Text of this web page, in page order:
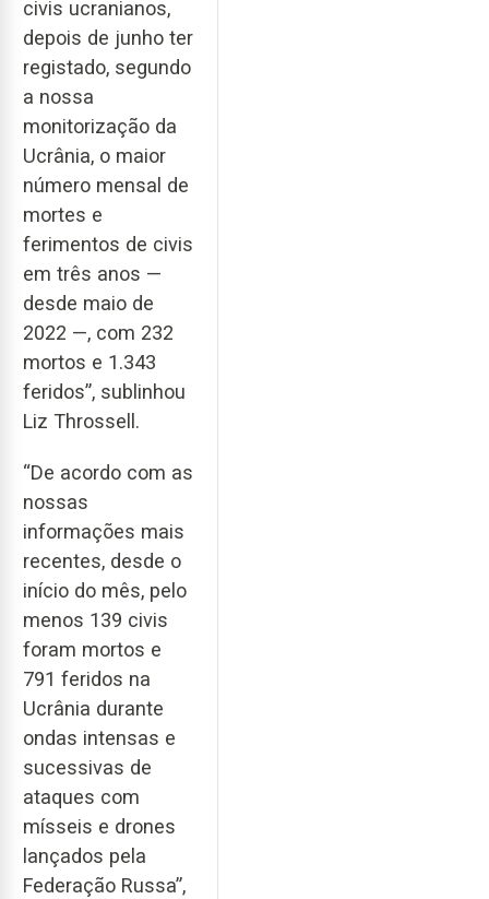
civis ucranianos,
depois de junho ter
registado, segundo
a nossa
monitorização da
Ucrânia, o maior
número mensal de
mortes e
ferimentos de civis
em três anos —
desde maio de
2022 —, com 232
mortos e 1.343
feridos”, sublinhou
Liz Throssell.
“De acordo com as
nossas
informações mais
recentes, desde o
início do mês, pelo
menos 139 civis
foram mortos e
791 feridos na
Ucrânia durante
ondas intensas e
sucessivas de
ataques com
mísseis e drones
lançados pela
Federação Russa”,